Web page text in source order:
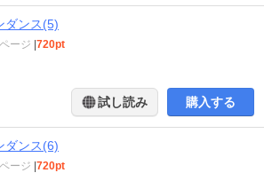
ダンス(5)
ージ |720pt
試し読み 購入する
ダンス(6)
ージ |720pt